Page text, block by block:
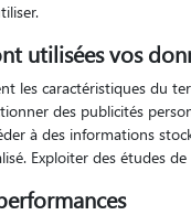
vos dates
utilisées vos
les caractéristiques du
des publicités
à des informations
Exploiter des études